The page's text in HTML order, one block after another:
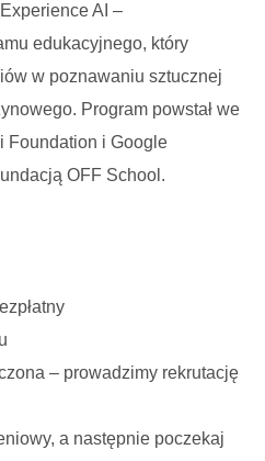
AI –
edukacyjnego, który
w poznawaniu sztucznej
Program powstał we
Foundation i Google
OFF School.
– prowadzimy rekrutację
a następnie poczekaj